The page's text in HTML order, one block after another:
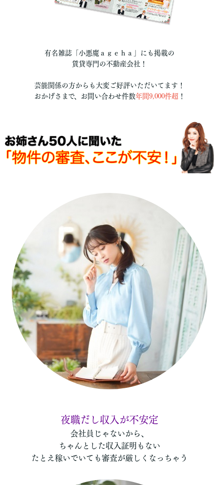
有名雑誌「小悪魔ａｇｅｈａ」にも掲載の
賃貸専門の不動産会社！
芸能関係の方からも大変ご好評いただいてます！
おかげさまで、お問い合わせ件数年間9,000件超 ！
夜職だし収入が不安定
会社員じゃないから、
ちゃんとした収入証明もない
たとえ稼いでいても審査が厳しくなっちゃう